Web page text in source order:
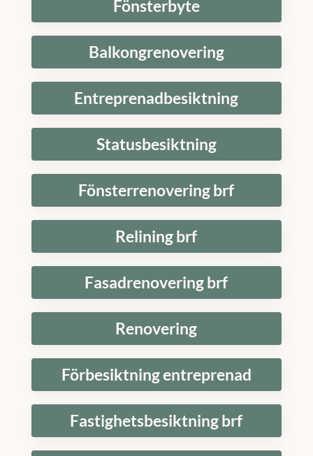
Fönsterbyte
Balkongrenovering
Entreprenadbesiktning
Statusbesiktning
Fönsterrenovering brf
Relining brf
Fasadrenovering brf
Renovering
Förbesiktning entreprenad
Fastighetsbesiktning brf